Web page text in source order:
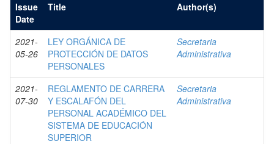
Issue
Date
Title Author(s)
2021-
05-26
LEY ORGÁNICA DE
PROTECCIÓN DE DATOS
PERSONALES
Secretaria
Administrativa
2021-
07-30
REGLAMENTO DE CARRERA
Y ESCALAFÓN DEL
PERSONAL ACADÉMICO DEL
SISTEMA DE EDUCACIÓN
SUPERIOR
Secretaria
Administrativa